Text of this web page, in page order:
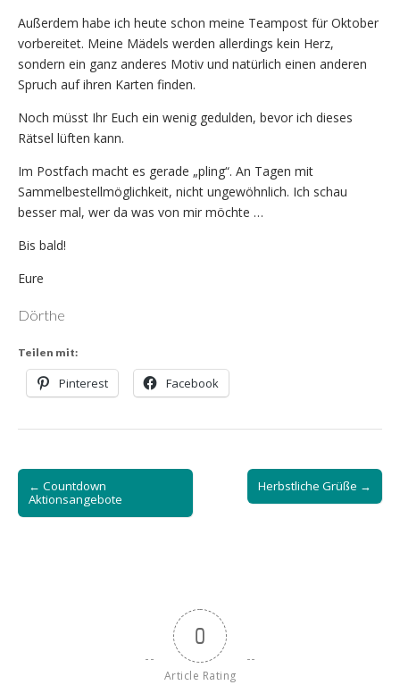
Außerdem habe ich heute schon meine Teampost für Oktober
vorbereitet. Meine Mädels werden allerdings kein Herz,
sondern ein ganz anderes Motiv und natürlich einen anderen
Spruch auf ihren Karten finden.
Noch müsst Ihr Euch ein wenig gedulden, bevor ich dieses
Rätsel lüften kann.
Im Postfach macht es gerade „pling“. An Tagen mit
Sammelbestellmöglichkeit, nicht ungewöhnlich. Ich schau
besser mal, wer da was von mir möchte …
Bis bald!
Eure
Dörthe
Teilen mit:
Pinterest Facebook
Post
navigation
← Countdown
Aktionsangebote
Herbstliche Grüße →
0
Article Rating